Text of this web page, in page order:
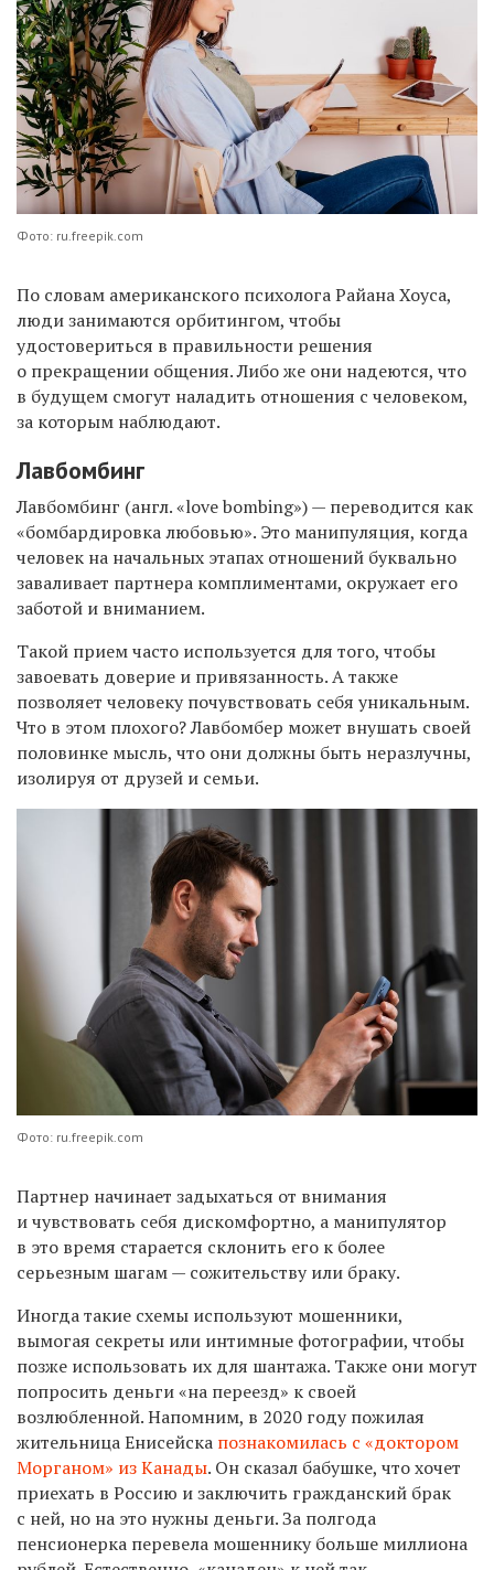
Фото: ru.freepik.com
По словам американского психолога Райана Хоуса,
люди занимаются орбитингом, чтобы
удостовериться в правильности решения
о прекращении общения. Либо же они надеются, что
в будущем смогут наладить отношения с человеком,
за которым наблюдают.
Лавбомбинг
Лавбомбинг (англ. «love bombing») — переводится как
«бомбардировка любовью». Это манипуляция, когда
человек на начальных этапах отношений буквально
заваливает партнера комплиментами, окружает его
заботой и вниманием.
Такой прием часто используется для того, чтобы
завоевать доверие и привязанность. А также
позволяет человеку почувствовать себя уникальным.
Что в этом плохого? Лавбомбер может внушать своей
половинке мысль, что они должны быть неразлучны,
изолируя от друзей и семьи.
Фото: ru.freepik.com
Партнер начинает задыхаться от внимания
и чувствовать себя дискомфортно, а манипулятор
в это время старается склонить его к более
серьезным шагам — сожительству или браку.
Иногда такие схемы используют мошенники,
вымогая секреты или интимные фотографии, чтобы
позже использовать их для шантажа. Также они могут
попросить деньги «на переезд» к своей
возлюбленной. Напомним, в 2020 году пожилая
жительница Енисейска познакомилась с «доктором
Морганом» из Канады. Он сказал бабушке, что хочет
приехать в Россию и заключить гражданский брак
с ней, но на это нужны деньги. За полгода
пенсионерка перевела мошеннику больше миллиона